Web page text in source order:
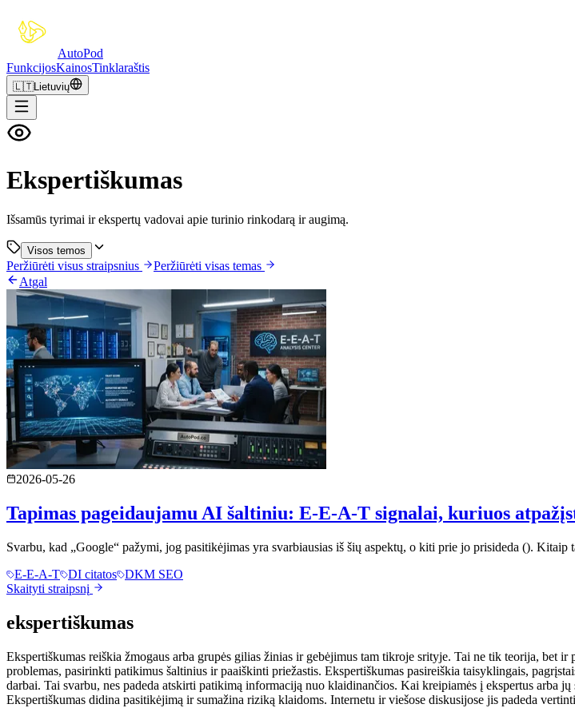
AutoPod
FunkcijosKainosTinklaraštis
🇱🇹Lietuvių
Ekspertiškumas
Išsamūs tyrimai ir ekspertų vadovai apie turinio rinkodarą ir augimą.
Visos temos
Peržiūrėti visus straipsnius
Peržiūrėti visas temas
Atgal
2026-05-26
Tapimas pageidaujamu AI šaltiniu: E-E-A-T signalai, kuriuos
Svarbu, kad „Google“ pažymi, jog pasitikėjimas yra svarbiausias iš šių aspektų, o kiti prie jo prisideda (). Kitaip
E-E-A-T DI citatos DKM SEO
Skaityti straipsnį
ekspertiškumas
Ekspertiškumas reiškia žmogaus arba grupės gilias žinias ir gebėjimus tam tikroje srityje. Tai ne tik teorija, bet
problemas, pasirinkti patikimus šaltinius ir paaiškinti priežastis. Ekspertiškumas pasireiškia taisyklingais,
darbai. Tai svarbu, nes padeda atskirti patikimą informaciją nuo klaidinančios. Kai kreipiamės į ekspertus arba
Ekspertiškumas didina pasitikėjimą ir sumažina riziką klaidoms. Internetu ir viešose diskusijose jis padeda